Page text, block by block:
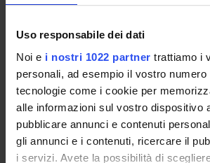
Uso responsabile dei dati
Noi e i nostri 1022 partner trattiamo i
personali, ad esempio il vostro numero
tecnologie come i cookie per
alle informazioni sul vostro dispositivo
pubblicare annunci e contenuti
gli annunci e i contenuti, ricercare il
i servizi. Avete la possibilità di
Stefano Sacchi
Università degli Studi di Milano
RESEARCH AREAS INVOLVED IN THE
Economia del benessere e delle scelte